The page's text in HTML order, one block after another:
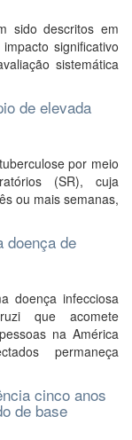
sido descritos em
significativo
sistemática
de elevada
por meio
(SR), cuja
ou mais semanas,
doença de
doença infecciosa
que acomete
na América
permaneça
cinco anos
de base